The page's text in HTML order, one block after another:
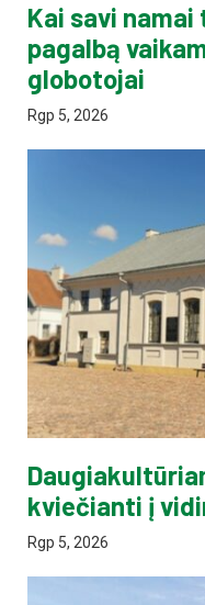
Kai savi namai
pagalbą
globotojai
Rgp 5, 2026
kviečianti į
Rgp 5, 2026